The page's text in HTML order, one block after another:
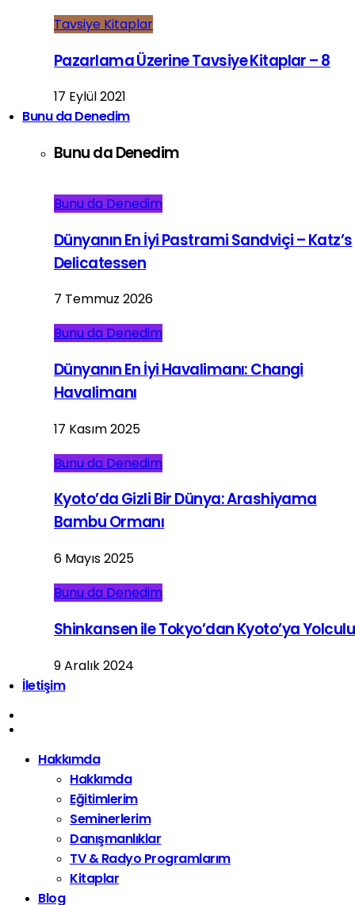
Tavsiye Kitaplar
Pazarlama Üzerine Tavsiye Kitaplar – 8
17 Eylül 2021
Bunu da Denedim
Bunu da Denedim
Bunu da Denedim
Dünyanın En İyi Pastrami Sandviçi – Katz’s
Delicatessen
7 Temmuz 2026
Bunu da Denedim
Dünyanın En İyi Havalimanı: Changi
Havalimanı
17 Kasım 2025
Bunu da Denedim
Kyoto’da Gizli Bir Dünya: Arashiyama
Bambu Ormanı
6 Mayıs 2025
Bunu da Denedim
Shinkansen ile Tokyo’dan Kyoto’ya
9 Aralık 2024
İletişim
Hakkımda
Hakkımda
Eğitimlerim
Seminerlerim
Danışmanlıklar
TV & Radyo Programlarım
Kitaplar
Blog